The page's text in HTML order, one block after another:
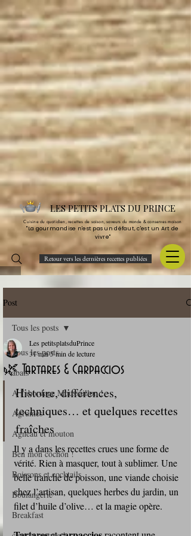
LES PETITS PLATS DU PRINCE
Cuisine du quotidien, recettes de saison, saveurs du monde & conserves maison
"La gourmandise n'est pas un défaut, c'est un Art de
vivre"
Retour vers les dernières recettes publiées
Post
Tous les posts
abats
A l'abordage Moussaillon !
Agrumes
Agneau et mouton
Ben mon cochon !
Boissons et cocktails
Boulangerie
Breakfast
Tous les posts
🌿 Tartares & Carpaccios
Les petitsplatsduPrince
31 mai5 min de lecture
Histoire, différences,
techniques… et quelques recettes
fraîches
Il y a dans les recettes crues une forme de
vérité. Rien à masquer, tout à sublimer. Une
belle tranche de poisson, une viande choisie
chez l’artisan, quelques herbes du jardin, un
filet d’huile d’olive… et la magie opère.